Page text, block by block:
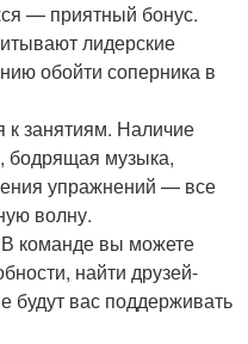
— приятный бонус.
лидерские
обойти соперника в
занятиям. Наличие
бодрящая музыка,
упражнений — все
волну.
В команде вы можете
найти друзей-
вас поддерживать